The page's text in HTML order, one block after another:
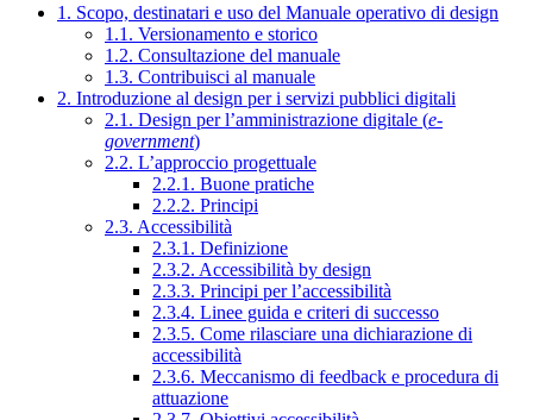
1. Scopo, destinatari e uso del Manuale operativo di design
1.1. Versionamento e storico
1.2. Consultazione del manuale
1.3. Contribuisci al manuale
2. Introduzione al design per i servizi pubblici digitali
2.1. Design per l’amministrazione digitale (e-
government)
2.2. L’approccio progettuale
2.2.1. Buone pratiche
2.2.2. Principi
2.3. Accessibilità
2.3.1. Definizione
2.3.2. Accessibilità by design
2.3.3. Principi per l’accessibilità
2.3.4. Linee guida e criteri di successo
2.3.5. Come rilasciare una dichiarazione di
accessibilità
2.3.6. Meccanismo di feedback e procedura di
attuazione